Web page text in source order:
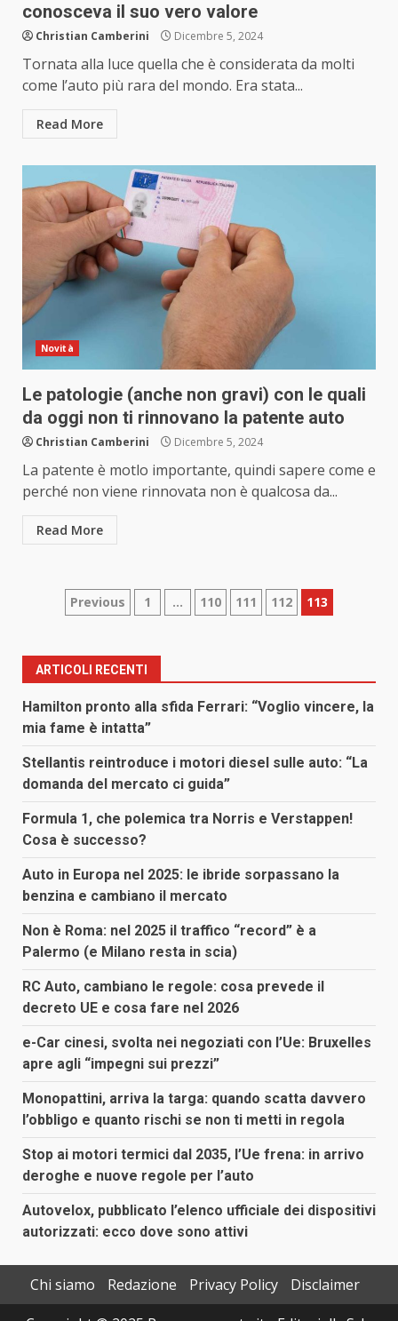
conosceva il suo vero valore
Christian Camberini Dicembre 5, 2024
Tornata alla luce quella che è considerata da molti
come l’auto più rara del mondo. Era stata...
Read More
Novità
Le patologie (anche non gravi) con le quali
da oggi non ti rinnovano la patente auto
Christian Camberini Dicembre 5, 2024
La patente è motlo importante, quindi sapere come e
perché non viene rinnovata non è qualcosa da...
Read More
Paginazione
articoli
Previous 1 … 110 111 112 113
ARTICOLI RECENTI
Hamilton pronto alla sfida Ferrari: “Voglio vincere, la
mia fame è intatta”
Stellantis reintroduce i motori diesel sulle auto: “La
domanda del mercato ci guida”
Formula 1, che polemica tra Norris e Verstappen!
Cosa è successo?
Auto in Europa nel 2025: le ibride sorpassano la
benzina e cambiano il mercato
Non è Roma: nel 2025 il traffico “record” è a
Palermo (e Milano resta in scia)
RC Auto, cambiano le regole: cosa prevede il
decreto UE e cosa fare nel 2026
e-Car cinesi, svolta nei negoziati con l’Ue: Bruxelles
apre agli “impegni sui prezzi”
Monopattini, arriva la targa: quando scatta davvero
l’obbligo e quanto rischi se non ti metti in regola
Stop ai motori termici dal 2035, l’Ue frena: in arrivo
deroghe e nuove regole per l’auto
Autovelox, pubblicato l’elenco ufficiale dei dispositivi
autorizzati: ecco dove sono attivi
Chi siamo Redazione Privacy Policy
Disclaimer